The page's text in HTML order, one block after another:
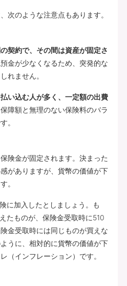
次のような注意点もあります。
契約で、その間は資産が固定さ
金が少なくなるため、突発的な
れません。
い込む人が多く、一定額の出費
障額と無理のない保険料のバラ
。
険金が固定されます。決まった
がありますが、貨幣の価値が下
。
に加入したとしましょう。も
たものが、保険金受取時に510
金受取時には同じものが買えな
うに、相対的に貨幣の価値が下
（インフレーション）です。